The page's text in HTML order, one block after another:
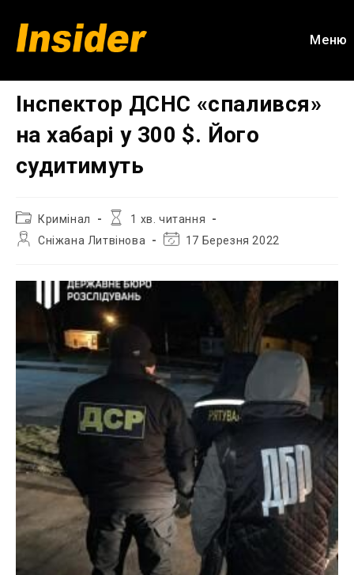
вмісту
Меню
Інспектор ДСНС «спалився»
на хабарі у 300 $. Його
судитимуть
Категорія
запису:
Кримінал
Час
1 хв. читання
АвторСніжана Литвінова
Остання17 Березня 2022